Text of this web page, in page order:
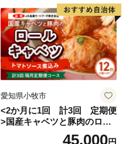
愛知県小牧市
<2か月に1回 計3回 定期便
>国産キャベツと豚肉のロー
ルキャベツ（6P入り）
45,000円